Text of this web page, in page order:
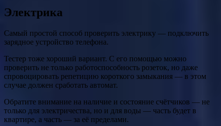
Электрика
Самый простой способ проверить электрику — подключить
зарядное устройство телефона.
Тестер тоже хороший вариант. С его помощью можно
проверить не только работоспособность розеток, но даже
спровоцировать репетицию короткого замыкания — в этом
случае должен сработать автомат.
Обратите внимание на наличие и состояние счётчиков — не
только для электричества, но и для воды — часть будет в
квартире, а часть — за её пределами.